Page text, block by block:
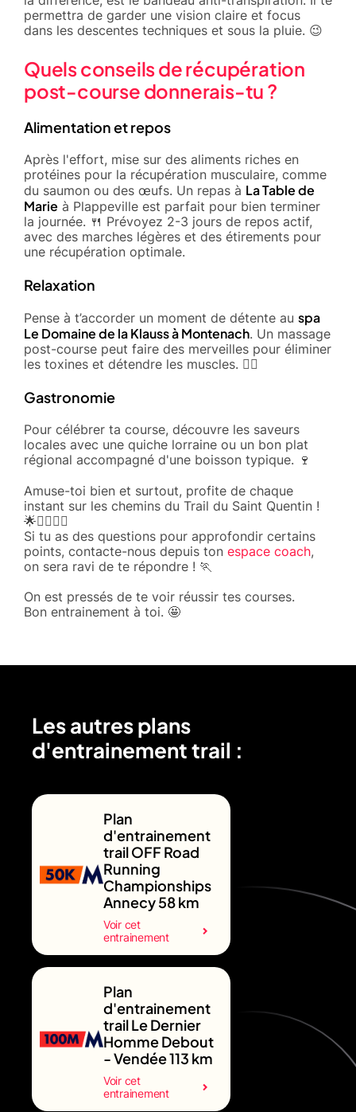
permettra de garder une vision claire et focus
dans les descentes techniques et sous la pluie. 😉
Quels conseils de récupération
post-course donnerais-tu ?
Alimentation et repos
Après l'effort, mise sur des aliments riches en
protéines pour la récupération musculaire, comme
du saumon ou des œufs. Un repas à La Table de
Marie à Plappeville est parfait pour bien terminer
la journée. 🍴 Prévoyez 2-3 jours de repos actif,
avec des marches légères et des étirements pour
une récupération optimale.
Relaxation
Pense à t’accorder un moment de détente au spa
Le Domaine de la Klauss à Montenach. Un massage
post-course peut faire des merveilles pour éliminer
les toxines et détendre les muscles. 🧘‍♂️
Gastronomie
Pour célébrer ta course, découvre les saveurs
locales avec une quiche lorraine ou un bon plat
régional accompagné d'une boisson typique. 🍷
Amuse-toi bien et surtout, profite de chaque
instant sur les chemins du Trail du Saint Quentin !
🌟🏃‍♂️🏃‍♀️
Si tu as des questions pour approfondir certains
points, contacte-nous depuis ton espace coach,
on sera ravi de te répondre ! 🏃
On est pressés de te voir réussir tes courses.
Bon entrainement à toi. 🤩
Les autres plans
d'entrainement trail :
Plan
d'entrainement
trail OFF Road
Running
Championships
Annecy 58 km
Voir cet
entrainement
Plan
d'entrainement
trail Le Dernier
Homme Debout
- Vendée 113 km
Voir cet
entrainement